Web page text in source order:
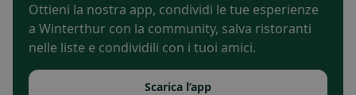
Ottieni la nostra app, condividi le tue esperienze
a Winterthur con la community, salva ristoranti
nelle liste e condividili con i tuoi amici.
Scarica l’app